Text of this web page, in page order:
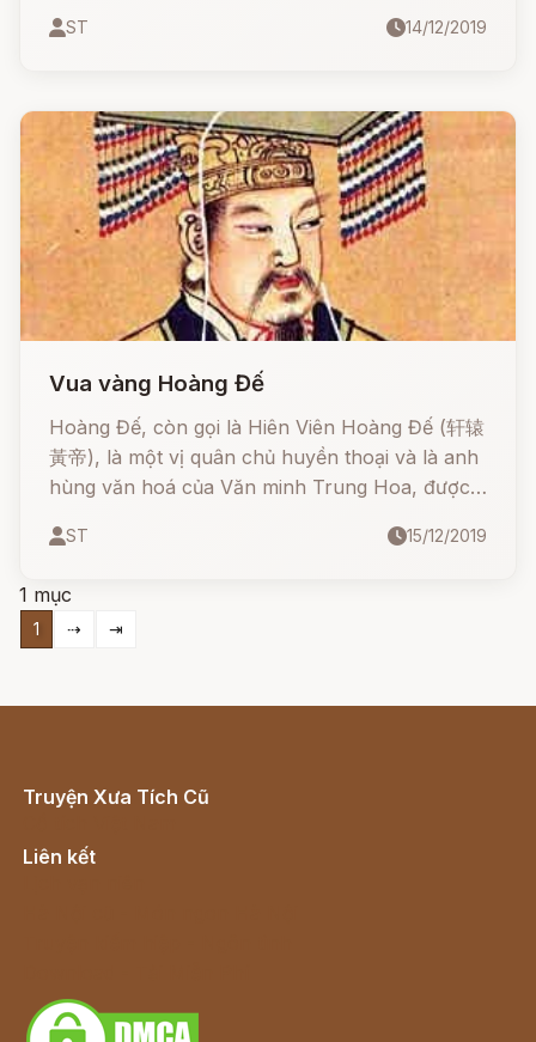
ST 14/12/2019
Vua vàng Hoàng Đế
Hoàng Đế, còn gọi là Hiên Viên Hoàng Đế (轩辕
黃帝), là một vị quân chủ huyền thoại và là anh
hùng văn hoá của Văn minh Trung Hoa, được
ST 15/12/2019
1 mục
1 ⇢ ⇥
Truyện Xưa Tích Cũ
Liên kết